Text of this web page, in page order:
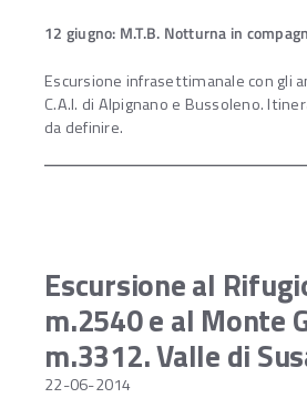
12 giugno: M.T.B. Notturna in
Escursione infrasettimanale con gli
C.A.I. di Alpignano e Bussoleno.
da definire.
Escursione al
m.2540 e al Monte
m.3312. Valle di
22-06-2014